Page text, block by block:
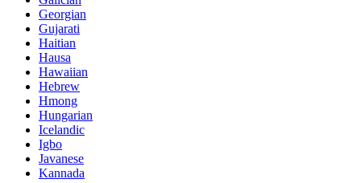
Georgian
Gujarati
Haitian
Hausa
Hawaiian
Hebrew
Hmong
Hungarian
Icelandic
Igbo
Javanese
Kannada